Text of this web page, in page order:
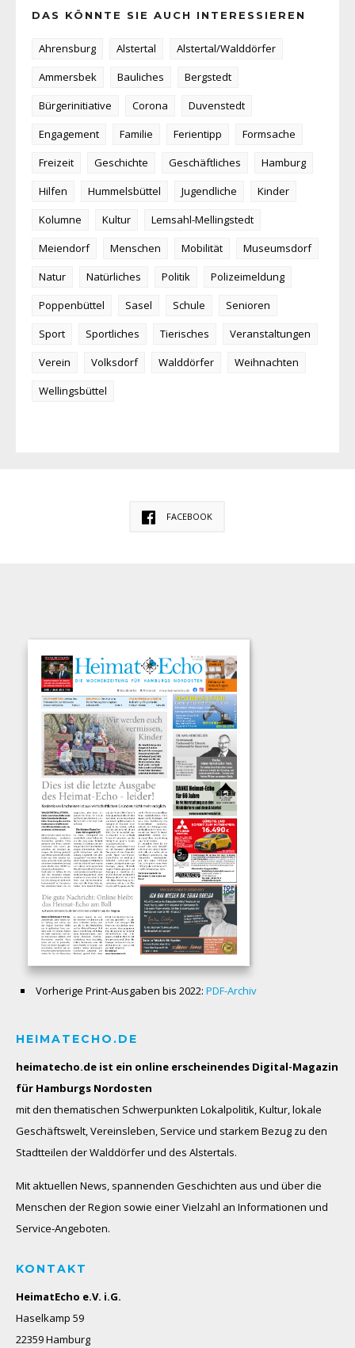
DAS KÖNNTE SIE AUCH INTERESSIEREN
Ahrensburg Alstertal
Alstertal/Walddörfer
Ammersbek
Bauliches
Bergstedt
Bürgerinitiative
Corona
Duvenstedt
Engagement
Familie Ferientipp
Formsache
Freizeit
Geschichte Geschäftliches
Hamburg
Hilfen
Hummelsbüttel Jugendliche
Kinder
Kolumne
Kultur
Lemsahl-Mellingstedt
Meiendorf
Menschen Mobilität
Museumsdorf
Natur
Natürliches Politik
Polizeimeldung
Poppenbüttel
Sasel Schule
Senioren
Sport
Sportliches Tierisches
Veranstaltungen
Verein
Volksdorf Walddörfer
Weihnachten
Wellingsbüttel
FACEBOOK
Vorherige Print-Ausgaben bis 2022: PDF-Archiv
HEIMATECHO.DE
heimatecho.de ist ein online erscheinendes Digital-Magazin
für Hamburgs Nordosten
mit den thematischen Schwerpunkten Lokalpolitik, Kultur, lokale
Geschäftswelt, Vereinsleben, Service und starkem Bezug zu den
Stadtteilen der Walddörfer und des Alstertals.
Mit aktuellen News, spannenden Geschichten aus und über die
Menschen der Region sowie einer Vielzahl an Informationen und
Service-Angeboten.
KONTAKT
HeimatEcho e.V. i.G.
Haselkamp 59
22359 Hamburg